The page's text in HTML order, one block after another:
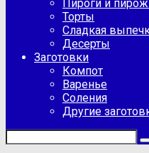
Пироги и
Торты
Сладкая
Десерты
Заготовки
Компот
Варенье
Соления
Другие